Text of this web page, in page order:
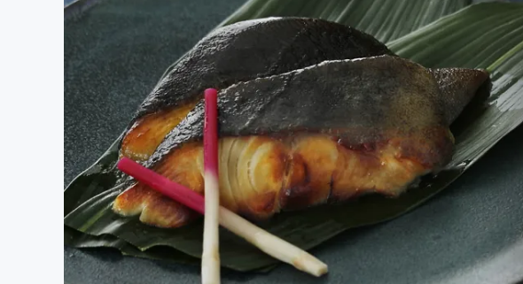
テクノロジー・ガジェット ゲーム・サービス
映像・映画 書籍・雑誌出版
ビジネス・起業 チャレンジ
まちづくり・地域活性化